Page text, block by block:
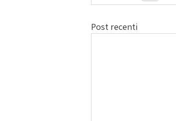
Post recenti